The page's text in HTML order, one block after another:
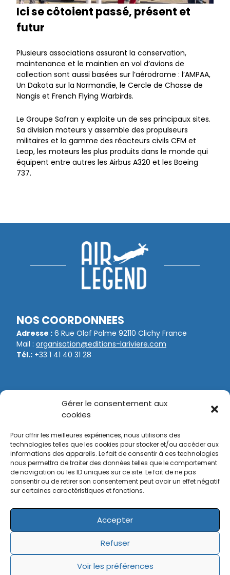
Gérer le consentement aux
cookies
Pour offrir les meilleures expériences, nous utilisons des
technologies telles que les cookies pour stocker et/ou accéder aux
informations des appareils. Le fait de consentir à ces technologies
nous permettra de traiter des données telles que le comportement
de navigation ou les ID uniques sur ce site. Le fait de ne pas
consentir ou de retirer son consentement peut avoir un effet négatif
sur certaines caractéristiques et fonctions.
Accepter
Refuser
Voir les préférences
Ici se côtoient passé, présent et
futur
Plusieurs associations assurant la conservation,
maintenance et le maintien en vol d’avions de
collection sont aussi basées sur l’aérodrome : l’AMPAA,
Un Dakota sur la Normandie, le Cercle de Chasse de
Nangis et French Flying Warbirds.
Le Groupe Safran y exploite un de ses principaux sites.
Sa division moteurs y assemble des propulseurs
militaires et la gamme des réacteurs civils CFM et
Leap, les moteurs les plus produits dans le monde qui
équipent entre autres les Airbus A320 et les Boeing
737.
NOS COORDONNEES
Adresse : 6 Rue Olof Palme 92110 Clichy France
Mail : organisation@editions-lariviere.com
Tél.: +33 1 41 40 31 28
NOS ORGANISATIONS
Tir Expo
Bol d’Or Vélo
Supercross de Paris
Trophées de la Moto
Politique de cookies
Données personnelles
Confidentialité
Avertissement